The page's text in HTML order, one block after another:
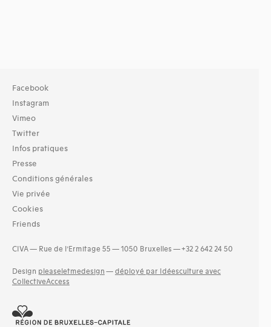
Facebook
Instagram
Vimeo
Twitter
Infos pratiques
Presse
Conditions générales
Vie privée
Cookies
Friends
CIVA — Rue de l’Ermitage 55 — 1050 Bruxelles — +32 2 642 24 50
Design pleaseletmedesign — déployé par Idéesculture avec
CollectiveAccess